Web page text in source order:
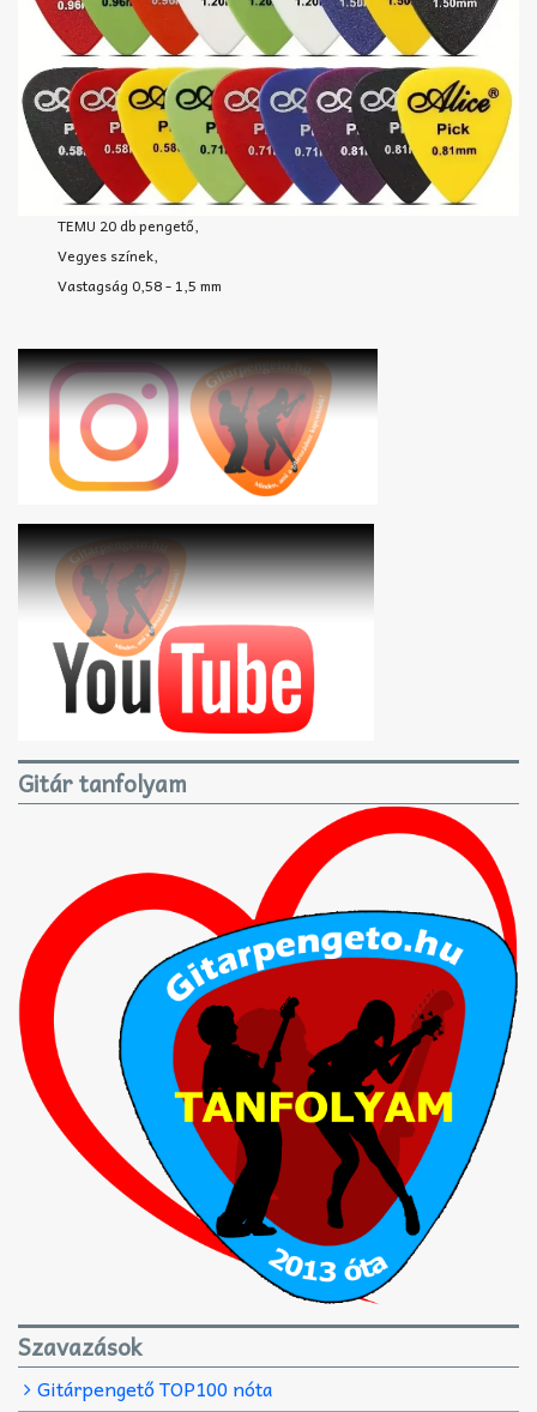
TEMU 20 db pengető,
Vegyes színek,
Vastagság 0,58 - 1,5 mm
Gitár tanfolyam
Szavazások
Gitárpengető TOP100 nóta